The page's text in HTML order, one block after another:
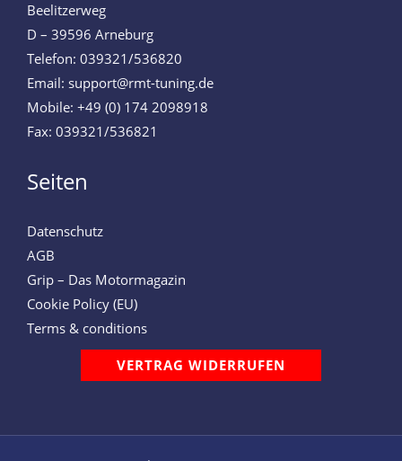
Beelitzerweg
D – 39596 Arneburg
Telefon: 039321/536820
Email: support@rmt-tuning.de
Mobile: +49 (0) 174 2098918
Fax: 039321/536821
Seiten
Datenschutz
AGB
Grip – Das Motormagazin
Cookie Policy (EU)
Terms & conditions
VERTRAG WIDERRUFEN